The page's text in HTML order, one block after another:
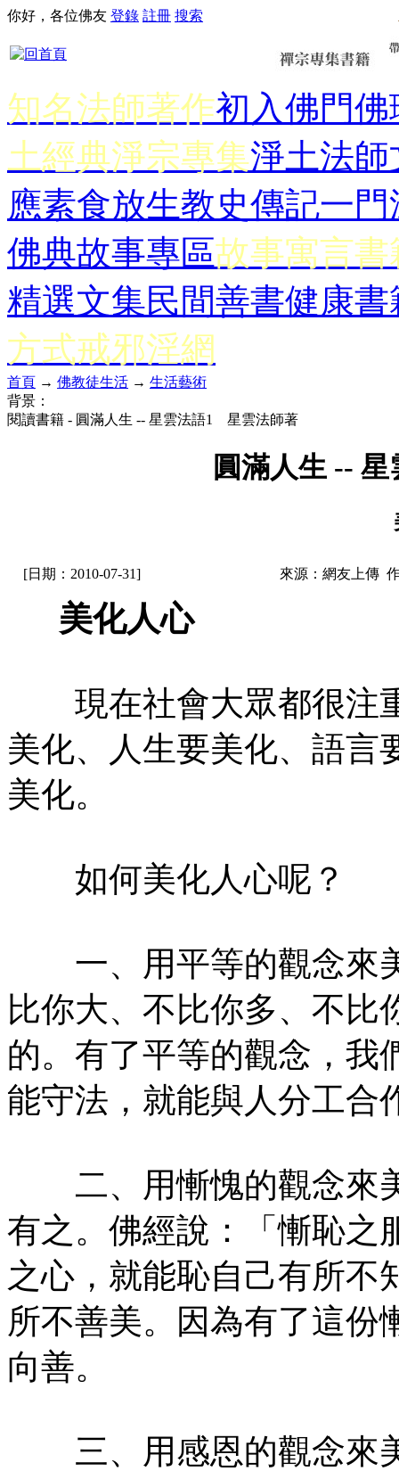
你好，各位佛友 登錄 註冊 搜索
知名法師著作初入佛門佛
土經典淨宗專集淨土法師
應素食放生教史傳記一門
佛典故事專區故事寓言書
精選文集民間善書健康書
方式戒邪淫網
首頁 → 佛教徒生活 → 生活藝術
背景：
閱讀書籍 - 圓滿人生 -- 星雲法語1 星雲法師著
圓滿人生 --
[日期：2010-07-31] 來源：網友上傳
美化人心
現在社會大眾都很注
美化、人生要美化、語言
美化。
如何美化人心呢？
一、用平等的觀念來
比你大、不比你多、不比
的。有了平等的觀念，我
能守法，就能與人分工合
二、用慚愧的觀念來
有之。佛經說：「慚恥之
之心，就能恥自己有所不
所不善美。因為有了這份
向善。
三、用感恩的觀念來